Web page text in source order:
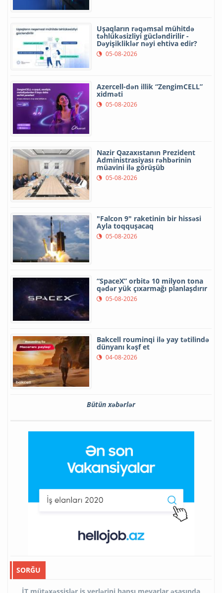
Uşaqların rəqəmsal mühitdə
təhlükəsizliyi gücləndirilir -
Dəyişikliklər nəyi ehtiva edir?
05-08-2026
Azercell-dən illik “ZengimCELL”
xidməti
05-08-2026
Nazir Qazaxıstanın Prezident
Administrasiyası rəhbərinin
müavini ilə görüşüb
05-08-2026
"Falcon 9" raketinin bir hissəsi
Ayla toqquşacaq
05-08-2026
“SpaceX” orbitə 10 milyon tona
qədər yük çıxarmağı planlaşdırır
05-08-2026
Bakcell rouminqi ilə yay tətilində
dünyanı kəşf et
04-08-2026
Bütün xəbərlər
SORĞU